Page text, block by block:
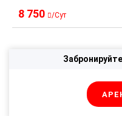
8 750 /Сут